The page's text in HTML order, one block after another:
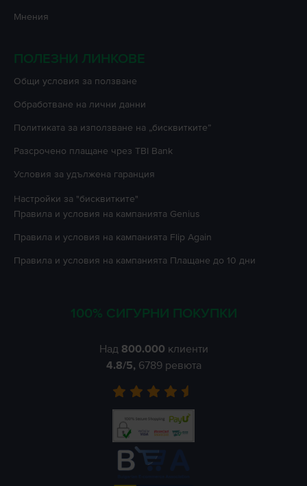
Мнения
ПОЛЕЗНИ ЛИНКОВЕ
Oбщи условия за ползване
Oбработване на лични данни
Политиката за използване на „бисквитките”
Разсрочено плащане чрез TBI Bank
Условия за удължена гаранция
Настройки за "бисквитките"
Правила и условия на кампанията Genius
Правила и условия на кампанията Flip Again
Правила и условия на кампанията Плащане до 10 дни
100% СИГУРНИ ПОКУПКИ
Над 800.000 клиенти
4.8/5, 6789 ревюта